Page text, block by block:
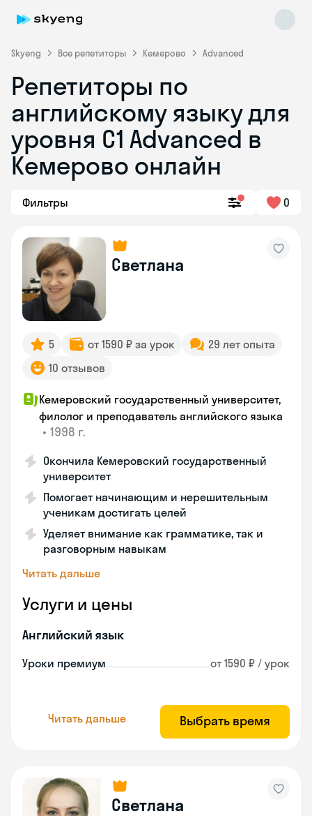
Skyeng Все репетиторы Кемерово Advanced
Репетиторы по
английскому языку для
уровня C1 Advanced в
Кемерово онлайн
Фильтры 0
Светлана
5 от 1590 ₽ за урок
29 лет опыта
10 отзывов
Кемеровский государственный университет,
филолог и преподаватель английского языка
• 1998 г.
Окончила Кемеровский государственный
университет
Помогает начинающим и нерешительным
ученикам достигать целей
Уделяет внимание как грамматике, так и
разговорным навыкам
Читать дальше
Услуги и цены
Английский язык
Уроки премиум от 1590 ₽ / урок
Читать дальше Выбрать время
Светлана
Skyeng Chat